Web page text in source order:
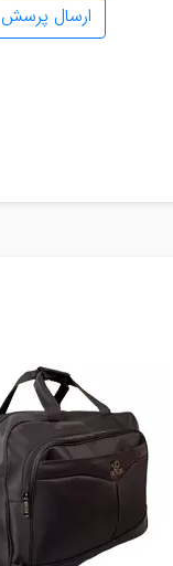
ارسال پرسش